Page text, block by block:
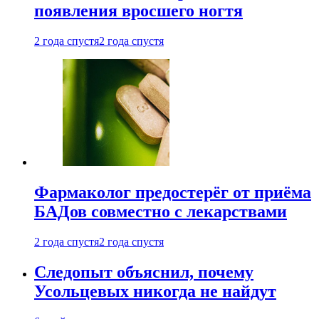
появления вросшего ногтя
2 года спустя2 года спустя
Фармаколог предостерёг от приёма
БАДов совместно с лекарствами
2 года спустя2 года спустя
Следопыт объяснил, почему
Усольцевых никогда не найдут